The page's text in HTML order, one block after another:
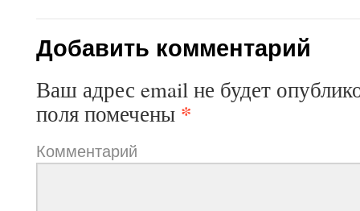
Добавить комментарий
Ваш адрес email не будет
поля помечены *
Комментарий